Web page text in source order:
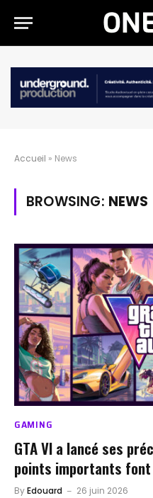
Accueil » News
BROWSING: NEWS
GAMING
GTA VI a lancé ses
points importants
ByEdouard 26 juin 2026